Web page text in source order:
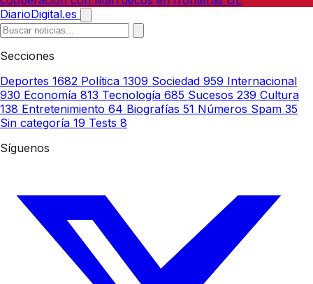
DiarioDigital.es
Secciones
Deportes 1682 Política 1309 Sociedad 959 Internacional
930 Economía 813 Tecnología 685 Sucesos 239 Cultura
138 Entretenimiento 64 Biografías 51 Números Spam 35
Sin categoría 19 Tests 8
Síguenos